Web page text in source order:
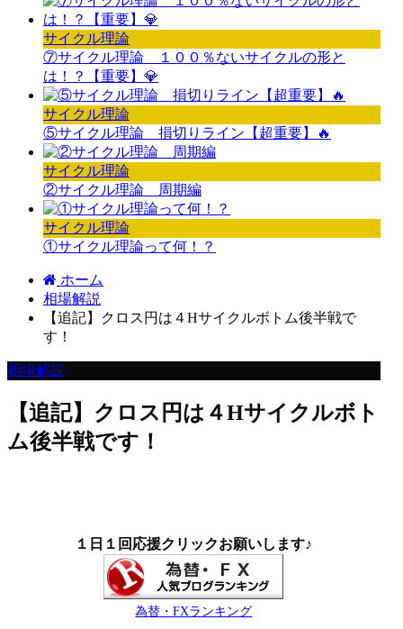
サイクル理論
⑦サイクル理論 １００％ないサイクルの形と
は！？【重要】💎
サイクル理論
⑤サイクル理論 損切りライン【超重要】🔥
サイクル理論
②サイクル理論 周期編
サイクル理論
①サイクル理論って何！？
ホーム
相場解説
【追記】クロス円は４Hサイクルボトム後半戦で
す！
相場解説
【追記】クロス円は４Hサイクルボト
ム後半戦です！
１日１回応援クリックお願いします♪
為替・FXランキング